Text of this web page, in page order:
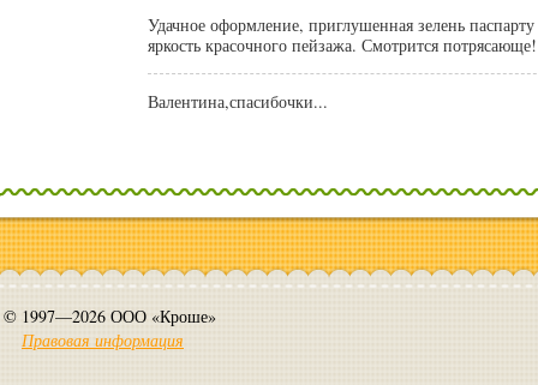
Удачное оформление, приглушенная зелень
яркость красочного пейзажа. Смотрится потрясающе!
Валентина,спасибочки...
© 1997—2026 ООО «Кроше»
Правовая информация